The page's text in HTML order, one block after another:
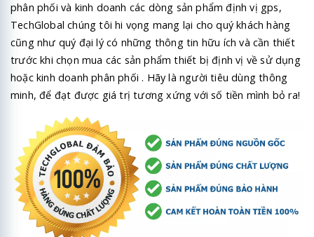
phân phối và kinh doanh các dòng sản phẩm định vị gps,
TechGlobal chúng tôi hi vọng mang lại cho quý khách hàng
cũng như quý đại lý có những thông tin hữu ích và cần thiết
trước khi chọn mua các sản phẩm thiết bị định vị về sử dụng
hoặc kinh doanh phân phối . Hãy là người tiêu dùng thông
minh, để đạt được giá trị tương xứng với số tiền mình bỏ ra!